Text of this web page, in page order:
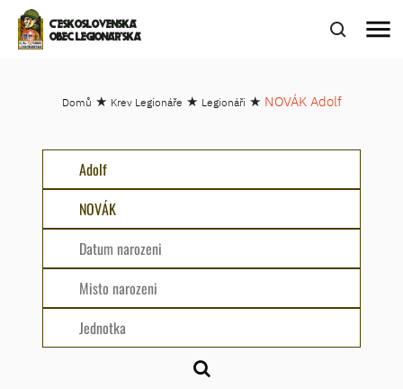
ČESKOSLOVENSKÁ
OBEC LEGIONÁŘSKÁ
menu
Domů ★ Krev Legionáře ★ Legionáři ★ NOVÁK Adolf